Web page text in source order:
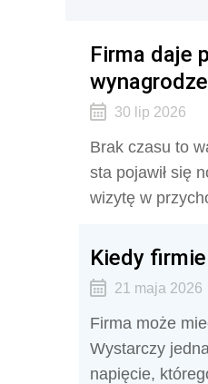
Firma daje
30 lip 2026
Brak czasu to
sta pojawił się
wizytę w
Kiedy
21 maja 2026
Firma może
Wystarczy
napięcie,